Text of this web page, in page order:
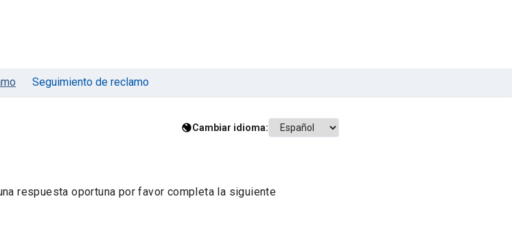
Seguimiento de reclamo
Cambiar idioma:
respuesta oportuna por favor completa la siguiente